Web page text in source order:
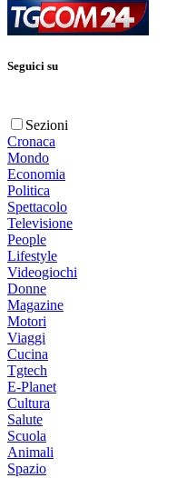
Seguici su
Sezioni
Cronaca
Mondo
Economia
Politica
Spettacolo
Televisione
People
Lifestyle
Videogiochi
Donne
Magazine
Motori
Viaggi
Cucina
Tgtech
E-Planet
Cultura
Salute
Scuola
Animali
Spazio